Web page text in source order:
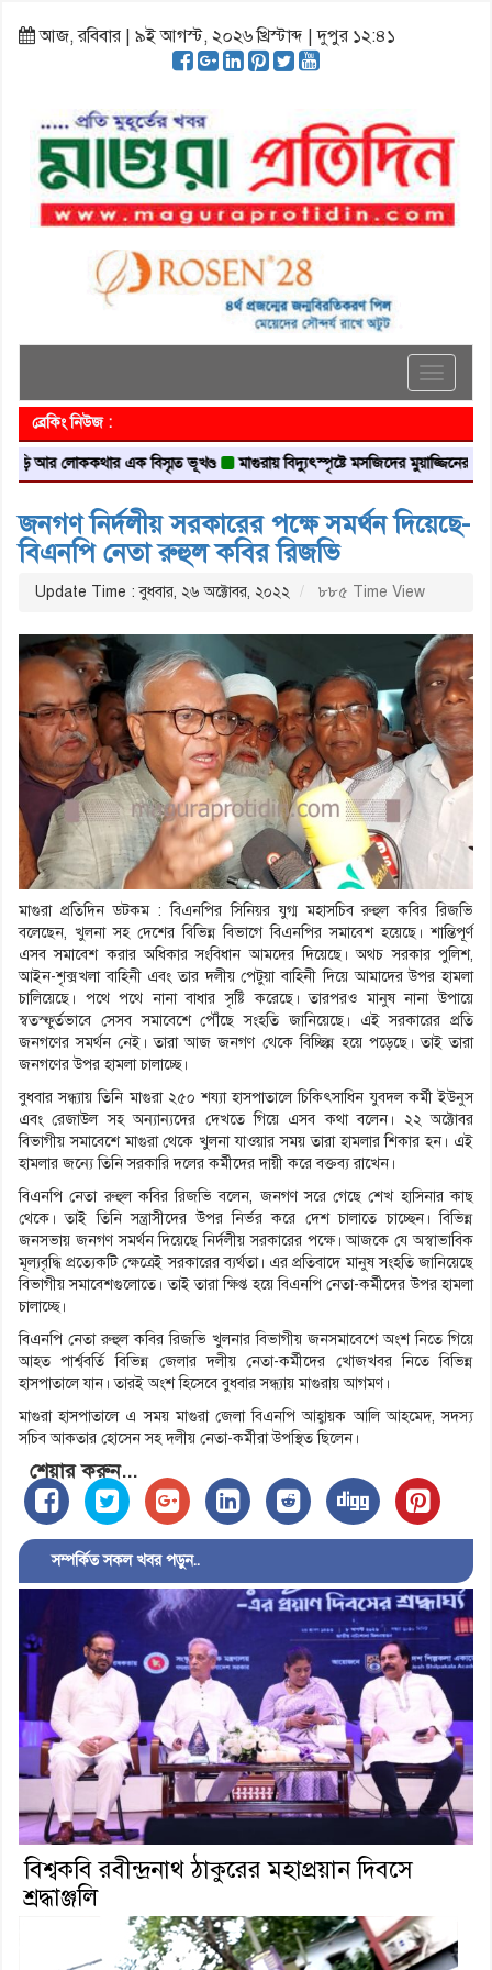
আজ, রবিবার | ৯ই আগস্ট, ২০২৬ খ্রিস্টাব্দ | দুপুর ১২:৪১
Toggle
ব্রেকিং নিউজ :
লোককথার এক বিস্মৃত ভূখণ্ড মাগুরায় বিদ্যুৎস্পৃষ্টে মসজিদের মুয়াজ্জিনের মৃত্যু
জনগণ নির্দলীয় সরকারের পক্ষে সমর্থন দিয়েছে-
বিএনপি নেতা রুহুল কবির রিজভি
Update Time : বুধবার, ২৬ অক্টোবর, ২০২২ ৮৮৫ Time View
মাগুরা প্রতিদিন ডটকম : বিএনপির সিনিয়র যুগ্ম মহাসচিব রুহুল কবির রিজভি
বলেছেন, খুলনা সহ দেশের বিভিন্ন বিভাগে বিএনপির সমাবেশ হয়েছে। শান্তিপূর্ণ
এসব সমাবেশ করার অধিকার সংবিধান আমদের দিয়েছে। অথচ সরকার পুলিশ,
আইন-শৃক্সখলা বাহিনী এবং তার দলীয় পেটুয়া বাহিনী দিয়ে আমাদের উপর হামলা
চালিয়েছে। পথে পথে নানা বাধার সৃষ্টি করেছে। তারপরও মানুষ নানা উপায়ে
স্বতস্ফুর্তভাবে সেসব সমাবেশে পৌঁছে সংহতি জানিয়েছে। এই সরকারের প্রতি
জনগণের সমর্থন নেই। তারা আজ জনগণ থেকে বিচ্ছিন্ন হয়ে পড়েছে। তাই তারা
জনগণের উপর হামলা চালাচ্ছে।
বুধবার সন্ধ্যায় তিনি মাগুরা ২৫০ শয্যা হাসপাতালে চিকিৎসাধিন যুবদল কর্মী ইউনুস
এবং রেজাউল সহ অন্যান্যদের দেখতে গিয়ে এসব কথা বলেন। ২২ অক্টোবর
বিভাগীয় সমাবেশে মাগুরা থেকে খুলনা যাওয়ার সময় তারা হামলার শিকার হন। এই
হামলার জন্যে তিনি সরকারি দলের কর্মীদের দায়ী করে বক্তব্য রাখেন।
বিএনপি নেতা রুহুল কবির রিজভি বলেন, জনগণ সরে গেছে শেখ হাসিনার কাছ
থেকে। তাই তিনি সন্ত্রাসীদের উপর নির্ভর করে দেশ চালাতে চাচ্ছেন। বিভিন্ন
জনসভায় জনগণ সমর্থন দিয়েছে নির্দলীয় সরকারের পক্ষে। আজকে যে অস্বাভাবিক
মূল্যবৃদ্ধি প্রত্যেকটি ক্ষেত্রেই সরকারের ব্যর্থতা। এর প্রতিবাদে মানুষ সংহতি জানিয়েছে
বিভাগীয় সমাবেশগুলোতে। তাই তারা ক্ষিপ্ত হয়ে বিএনপি নেতা-কর্মীদের উপর হামলা
চালাচ্ছে।
বিএনপি নেতা রুহুল কবির রিজভি খুলনার বিভাগীয় জনসমাবেশে অংশ নিতে গিয়ে
আহত পার্শ্ববর্তি বিভিন্ন জেলার দলীয় নেতা-কর্মীদের খোজখবর নিতে বিভিন্ন
হাসপাতালে যান। তারই অংশ হিসেবে বুধবার সন্ধ্যায় মাগুরায় আগমণ।
মাগুরা হাসপাতালে এ সময় মাগুরা জেলা বিএনপি আহ্বায়ক আলি আহমেদ, সদস্য
সচিব আকতার হোসেন সহ দলীয় নেতা-কর্মীরা উপস্থিত ছিলেন।
শেয়ার করুন...
সম্পর্কিত সকল খবর পড়ুন..
বিশ্বকবি রবীন্দ্রনাথ ঠাকুরের মহাপ্রয়ান দিবসে
শ্রদ্ধাঞ্জলি